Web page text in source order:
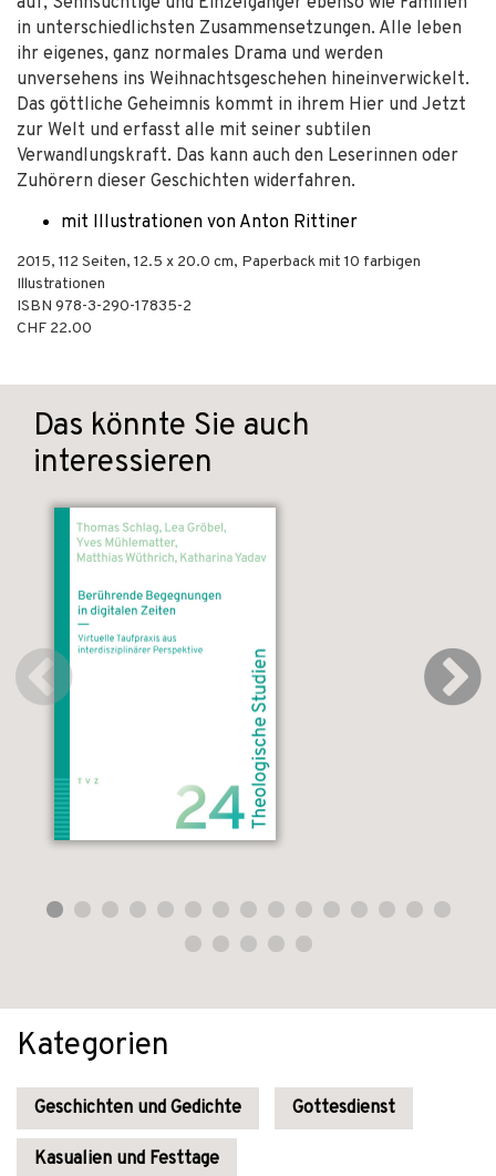
in unterschiedlichsten Zusammensetzungen. Alle leben
ihr eigenes, ganz normales Drama und werden
unversehens ins Weihnachtsgeschehen hineinverwickelt.
Das göttliche Geheimnis kommt in ihrem Hier und Jetzt
zur Welt und erfasst alle mit seiner subtilen
Verwandlungskraft. Das kann auch den Leserinnen oder
Zuhörern dieser Geschichten widerfahren.
mit Illustrationen von Anton Rittiner
2015, 112 Seiten, 12.5 x 20.0 cm, Paperbackmit 10 farbigen
Illustrationen
ISBN 978-3-290-17835-2
CHF 22.00
Das könnte Sie auch
interessieren
Kategorien
Geschichten und Gedichte Gottesdienst
Kasualien und Festtage